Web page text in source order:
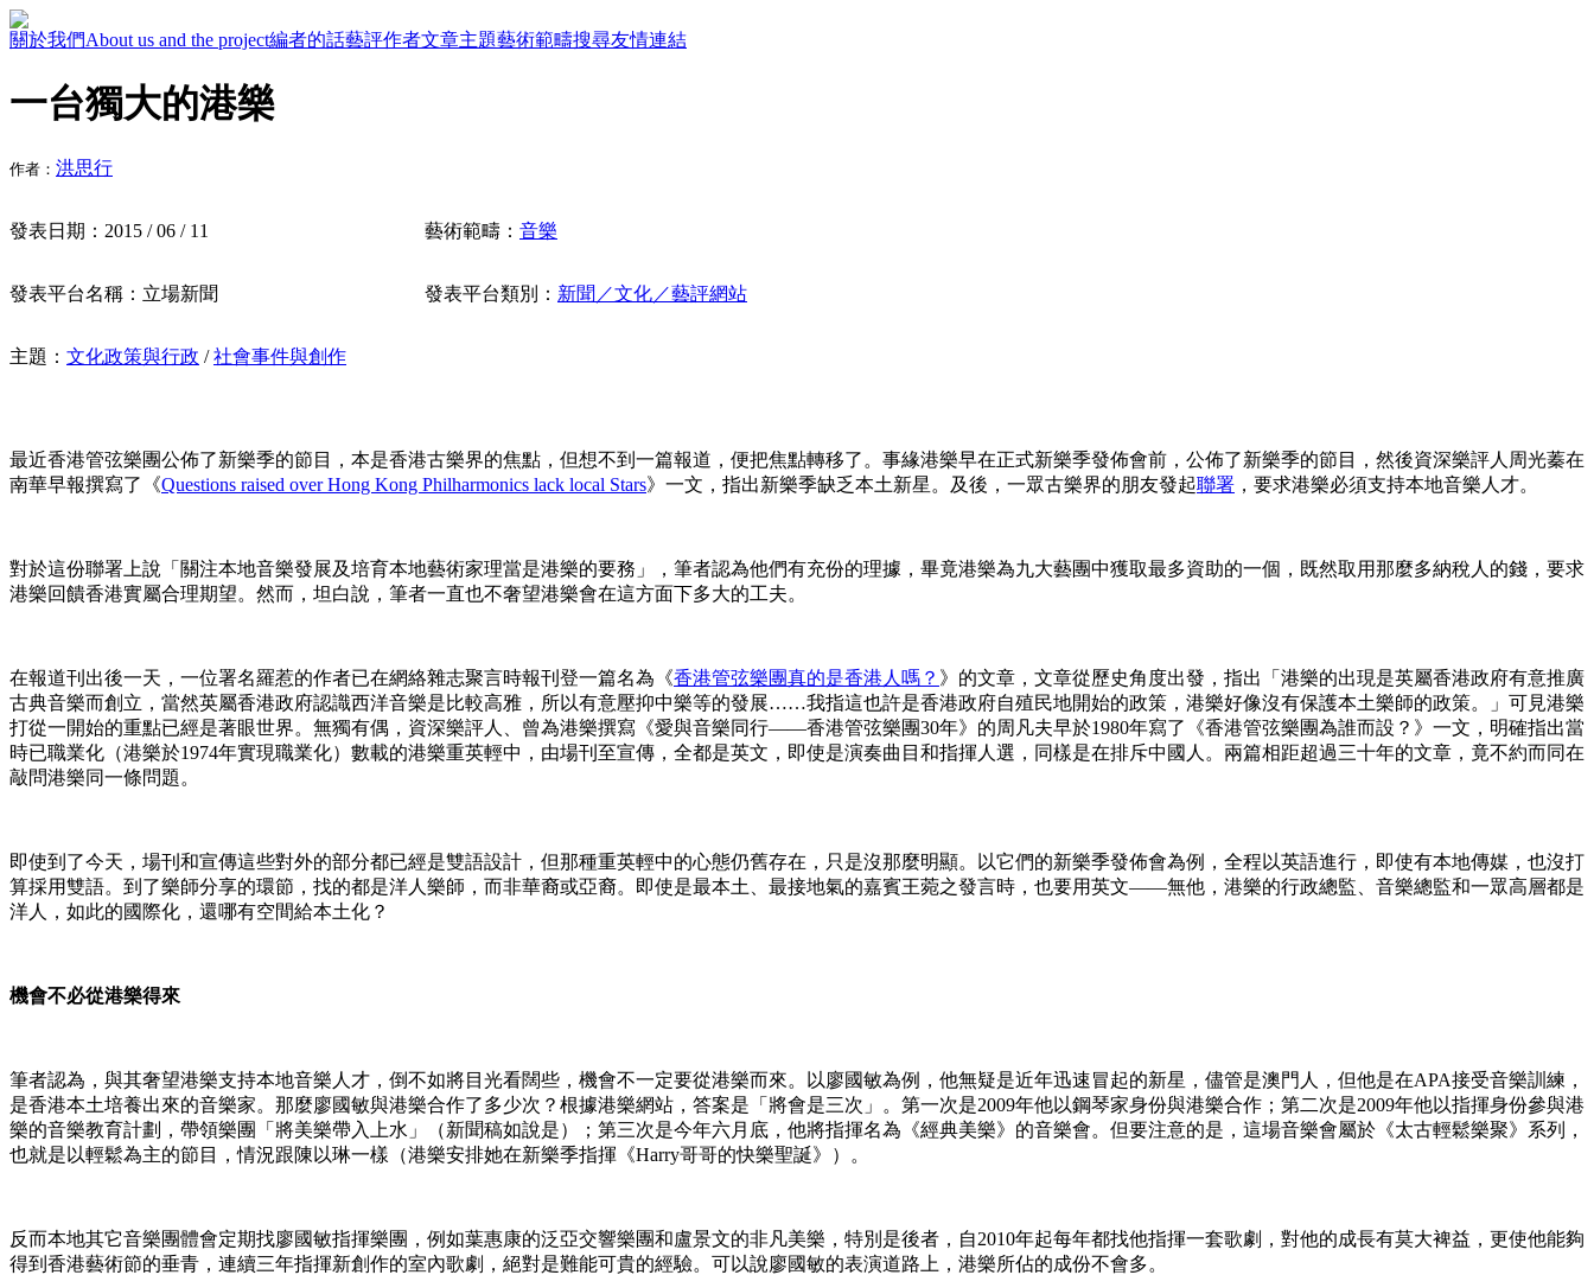
關於我們About us and the project編者的話藝評作者文章主題藝術範疇搜尋友情連結
一台獨大的港樂
作者： 洪思行
發表日期： 2015 / 06 / 11 藝術範疇： 音樂
發表平台名稱： 立場新聞 發表平台類別： 新聞／文化／藝評網站
主題： 文化政策與行政 /社會事件與創作
最近香港管弦樂團公佈了新樂季的節目，本是香港古樂界的焦點，但想不到一篇報道，便把焦點轉移了。事緣港樂早在正式新樂季發佈會前，公佈了新樂季的節目，然後資深樂評人周光蓁在
南華早報撰寫了《Questions raised over Hong Kong Philharmonics lack local Stars》一文，指出新樂季缺乏本土新星。及後，一眾古樂界的朋友發起聯署 ，要求港樂必須支持本地音樂人才。
對於這份聯署上說「關注本地音樂發展及培育本地藝術家理當是港樂的要務」，筆者認為他們有充份的理據，畢竟港樂為九大藝團中獲取最多資助的一個，既然取用那麼多納稅人的錢，要求
港樂回饋香港實屬合理期望。然而，坦白說，筆者一直也不奢望港樂會在這方面下多大的工夫。
在報道刊出後一天，一位署名羅惹的作者已在網絡雜志聚言時報刊登一篇名為《香港管弦樂團真的是香港人嗎？ 》的文章，文章從歷史角度出發，指出「港樂的出現是英屬香港政府有意推廣
古典音樂而創立，當然英屬香港政府認識西洋音樂是比較高雅，所以有意壓抑中樂等的發展……我指這也許是香港政府自殖民地開始的政策，港樂好像沒有保護本土樂師的政策。」可見港樂
打從一開始的重點已經是著眼世界。無獨有偶，資深樂評人、曾為港樂撰寫《愛與音樂同行——香港管弦樂團30年》的周凡夫早於1980年寫了《香港管弦樂團為誰而設？》一文，明確指出當
時已職業化（港樂於1974年實現職業化）數載的港樂重英輕中，由場刊至宣傳，全都是英文，即使是演奏曲目和指揮人選，同樣是在排斥中國人。兩篇相距超過三十年的文章，竟不約而同在
敲問港樂同一條問題。
即使到了今天，場刊和宣傳這些對外的部分都已經是雙語設計，但那種重英輕中的心態仍舊存在，只是沒那麼明顯。以它們的新樂季發佈會為例，全程以英語進行，即使有本地傳媒，也沒打
算採用雙語。到了樂師分享的環節，找的都是洋人樂師，而非華裔或亞裔。即使是最本土、最接地氣的嘉賓王菀之發言時，也要用英文——無他，港樂的行政總監、音樂總監和一眾高層都是
洋人，如此的國際化，還哪有空間給本土化？
機會不必從港樂得來
筆者認為，與其奢望港樂支持本地音樂人才，倒不如將目光看闊些，機會不一定要從港樂而來。以廖國敏為例，他無疑是近年迅速冒起的新星，儘管是澳門人，但他是在APA接受音樂訓練，
是香港本土培養出來的音樂家。那麼廖國敏與港樂合作了多少次？根據港樂網站，答案是「將會是三次」。第一次是2009年他以鋼琴家身份與港樂合作；第二次是2009年他以指揮身份參與港
樂的音樂教育計劃，帶領樂團「將美樂帶入上水」（新聞稿如說是）；第三次是今年六月底，他將指揮名為《經典美樂》的音樂會。但要注意的是，這場音樂會屬於《太古輕鬆樂聚》系列，
也就是以輕鬆為主的節目，情況跟陳以琳一樣（港樂安排她在新樂季指揮《Harry哥哥的快樂聖誕》）。
反而本地其它音樂團體會定期找廖國敏指揮樂團，例如葉惠康的泛亞交響樂團和盧景文的非凡美樂，特別是後者，自2010年起每年都找他指揮一套歌劇，對他的成長有莫大裨益，更使他能夠
得到香港藝術節的垂青，連續三年指揮新創作的室內歌劇，絕對是難能可貴的經驗。可以說廖國敏的表演道路上，港樂所佔的成份不會多。